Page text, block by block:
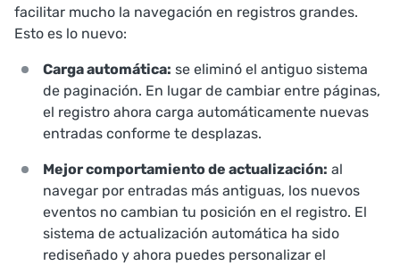
facilitar mucho la navegación en registros grandes.
Esto es lo nuevo:
Carga automática: se eliminó el antiguo sistema
de paginación. En lugar de cambiar entre páginas,
el registro ahora carga automáticamente nuevas
entradas conforme te desplazas.
Mejor comportamiento de actualización: al
navegar por entradas más antiguas, los nuevos
eventos no cambian tu posición en el registro. El
sistema de actualización automática ha sido
rediseñado y ahora puedes personalizar el